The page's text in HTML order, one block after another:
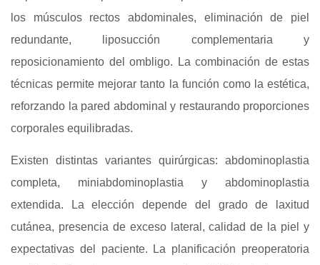
los músculos rectos abdominales, eliminación de piel
redundante, liposucción complementaria y
reposicionamiento del ombligo. La combinación de estas
técnicas permite mejorar tanto la función como la estética,
reforzando la pared abdominal y restaurando proporciones
corporales equilibradas.
Existen distintas variantes quirúrgicas: abdominoplastia
completa, miniabdominoplastia y abdominoplastia
extendida. La elección depende del grado de laxitud
cutánea, presencia de exceso lateral, calidad de la piel y
expectativas del paciente. La planificación preoperatoria